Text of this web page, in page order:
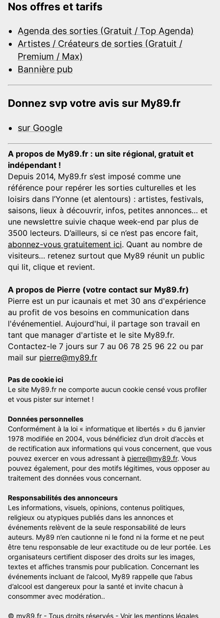
Nos offres et tarifs
Agenda des sorties (Gratuit / Top Agenda)
Artistes / Créateurs de sorties (Gratuit /
Premium / Max)
Bannière pub
Donnez svp votre avis sur My89.fr
sur Google
A propos de My89.fr : un site régional, gratuit et
indépendant !
Depuis 2014, My89.fr s’est imposé comme une
référence pour repérer les sorties culturelles et les
loisirs dans l’Yonne (et alentours) : artistes, festivals,
saisons, lieux à découvrir, infos, petites annonces… et
une newslettre suivie chaque week-end par plus de
3500 lecteurs. D’ailleurs, si ce n’est pas encore fait,
abonnez-vous gratuitement ici. Quant au nombre de
visiteurs… retenez surtout que My89 réunit un public
qui lit, clique et revient.
A propos de Pierre (votre contact sur My89.fr)
Pierre est un pur icaunais et met 30 ans d'expérience
au profit de vos besoins en communication dans
l'événementiel. Aujourd'hui, il partage son travail en
tant que manager d'artiste et le site My89.fr.
Contactez-le 7 jours sur 7 au 06 78 25 96 22 ou par
mail sur pierre@my89.fr
Pas de cookie ici
Le site My89.fr ne comporte aucun cookie censé vous profiler
et vous pister sur internet !
Données personnelles
Conformément à la loi « informatique et libertés » du 6 janvier
1978 modifiée en 2004, vous bénéficiez d’un droit d’accès et
de rectification aux informations qui vous concernent, que vous
pouvez exercer en vous adressant à pierre@my89.fr. Vous
pouvez également, pour des motifs légitimes, vous opposer au
traitement des données vous concernant.
Responsabilités des annonceurs
Les informations, visuels, opinions, contenus politiques,
religieux ou atypiques publiés dans les annonces et
événements relèvent de la seule responsabilité de leurs
auteurs. My89 n’en cautionne ni le fond ni la forme et ne peut
être tenu responsable de leur exactitude ou de leur portée. Les
organisateurs certifient disposer des droits sur les images,
textes et affiches transmis pour publication. Concernant les
événements incluant de l’alcool, My89 rappelle que l’abus
d’alcool est dangereux pour la santé et invite chacun à
consommer avec modération..
© my89.fr - Tous droits réservés - Voir les mentions légales